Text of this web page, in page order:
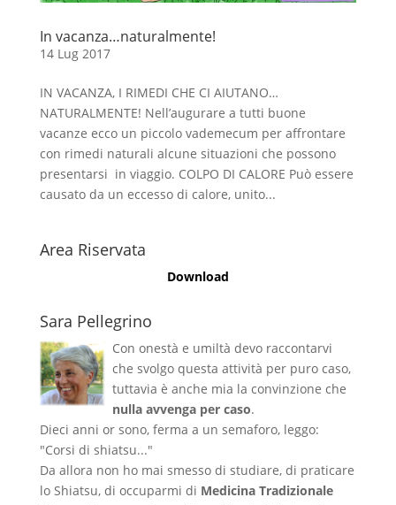
In vacanza…naturalmente!
14 Lug 2017
IN VACANZA, I RIMEDI CHE CI AIUTANO…
NATURALMENTE! Nell’augurare a tutti buone
vacanze ecco un piccolo vademecum per affrontare
con rimedi naturali alcune situazioni che possono
presentarsi in viaggio. COLPO DI CALORE Può essere
causato da un eccesso di calore, unito...
Area Riservata
Download
Sara Pellegrino
Con onestà e umiltà devo raccontarvi
che svolgo questa attività per puro caso,
tuttavia è anche mia la convinzione che
nulla avvenga per caso.
Dieci anni or sono, ferma a un semaforo, leggo:
"Corsi di shiatsu..."
Da allora non ho mai smesso di studiare, di praticare
lo Shiatsu, di occuparmi di Medicina Tradizionale